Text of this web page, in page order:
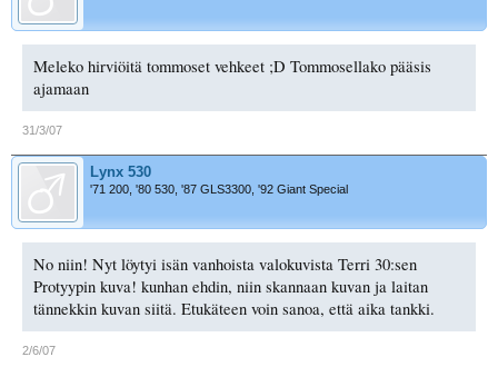
Meleko hirviöitä tommoset vehkeet ;D Tommosellako pääsis
ajamaan
31/3/07
Lynx 530
'71 200, '80 530, '87 GLS3300, '92 Giant Special
No niin! Nyt löytyi isän vanhoista valokuvista Terri 30:sen
Protyypin kuva! kunhan ehdin, niin skannaan kuvan ja laitan
tännekkin kuvan siitä. Etukäteen voin sanoa, että aika tankki.
2/6/07